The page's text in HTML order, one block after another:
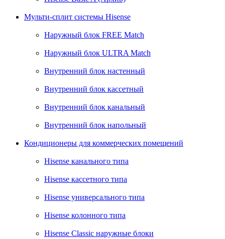
Мульти-сплит системы Hisense
Наружный блок FREE Match
Наружный блок ULTRA Match
Внутренний блок настенный
Внутренний блок кассетный
Внутренний блок канальный
Внутренний блок напольный
Кондиционеры для коммерческих помещений
Hisense канального типа
Hisense кассетного типа
Hisense универсального типа
Hisense колонного типа
Hisense Classic наружные блоки